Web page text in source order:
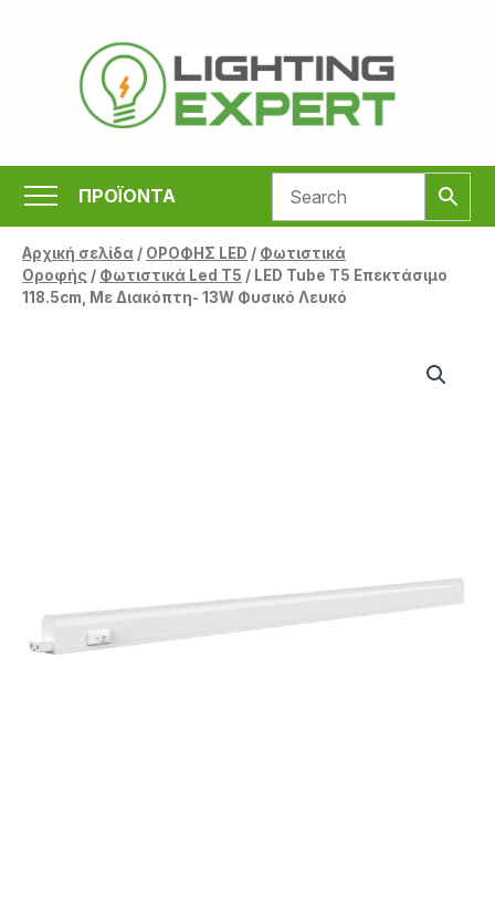
περιεχόμενο
ΠΡΟΪΟΝΤΑ
Αρχική σελίδα/ ΟΡΟΦΗΣ LED / Φωτιστικά
Οροφής / Φωτιστικά Led T5 / LED Tube T5 Επεκτάσιμο
118.5cm, Με Διακόπτη- 13W Φυσικό Λευκό